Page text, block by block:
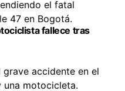
fallece tras